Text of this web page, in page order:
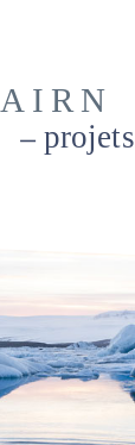
projets
AIRN